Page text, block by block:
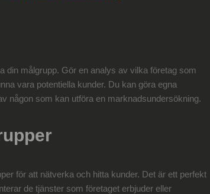
din målgrupp. Gör en analys av vilka företag som
vara potentiella kunder. Du kan göra egna
någon som kan utföra en marknadsundersökning.
för att nätverka och hitta kunder. Det är ett perfekt
de tjänster som företaget erbjuder eller